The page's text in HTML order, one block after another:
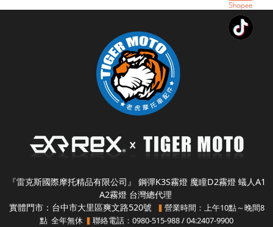
『雷克斯國際摩托精品有限公司』 鋼彈K3S霧燈 魔瞳D2霧燈 蟻人A1
A2霧燈 台灣總代理
實體門市：台中市大里區爽文路520號
▍ 營業時間：上午10點～晚間8
點 全年無休 ▍ 聯絡電話：0980-515-988 / 04:2407-9900